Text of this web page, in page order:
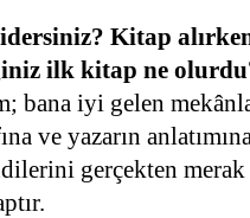
Kitap
ilk kitap ne
bana iyi gelen
ve yazarın
gerçekten